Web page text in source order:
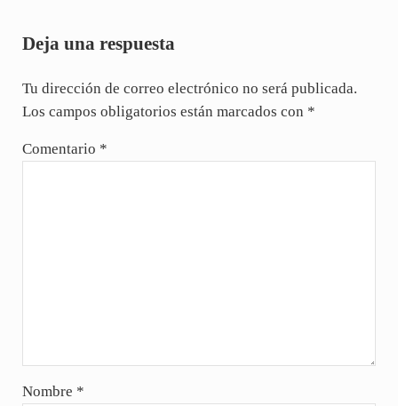
Deja una respuesta
Tu dirección de correo electrónico no será publicada.
Los campos obligatorios están marcados con *
Comentario *
Nombre *